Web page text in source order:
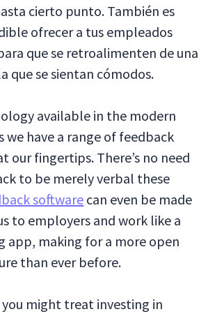
cierto punto. También es
ofrecer a tus empleados
que se retroalimenten de una
que se sientan cómodos.
available in the modern
we have a range of feedback
our fingertips. There’s no need
to be merely verbal these
softwarecan even be made
to employers and work like a
app, making for a more open
than ever before.
might treat investing in